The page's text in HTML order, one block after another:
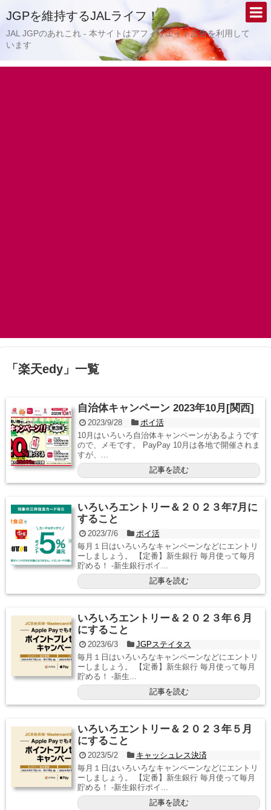
JGPを維持するJALライフ！
JAL JGPのあれこれ - 本サイトはアフィリエイト広告を利用して
います
「 楽天edy 」 一覧
自治体キャンペーン 2023年10月[関西]
2023/9/28
ポイ活
10月はいろいろ自治体キャンペーンがあるようです
ので、メモです。 PayPay 10月は各地で開催されま
すが、...
記事を読む
いろいろエントリー＆２０２３年7月に
すること
2023/7/6
ポイ活
毎月１日はいろいろなキャンペーンなどにエントリ
ーしましょう。 【定番】新生銀行 毎月使って毎月
貯める！ -新生銀行ポイ...
記事を読む
いろいろエントリー＆２０２３年６月
にすること
2023/6/3
JGPステイタス
毎月１日はいろいろなキャンペーンなどにエントリ
ーしましょう。 【定番】新生銀行 毎月使って毎月
貯める！ -新生...
記事を読む
いろいろエントリー＆２０２３年５月
にすること
2023/5/2
キャッシュレス決済
毎月１日はいろいろなキャンペーンなどにエントリ
ーしましょう。 【定番】新生銀行 毎月使って毎月
貯める！ -新生銀行ポイ...
記事を読む